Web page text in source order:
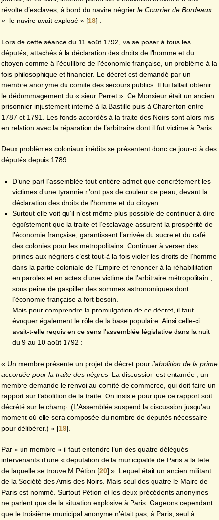
révolte d’esclaves, à bord du navire négrier le Courrier de Bordeaux :
«
le navire avait explosé » [18]
Lors de cette séance du 11 août 1792, va se poser à tous les
députés, attachés à la déclaration des droits de l’homme et du
citoyen comme à l’équilibre de l’économie française, un problème à la
fois philosophique et financier. Le décret est demandé par un
membre anonyme du comité des secours publics. Il lui fallait obtenir
le dédommagement du « sieur Perret ». Ce Monsieur était un ancien
prisonnier injustement interné à la Bastille puis à Charenton entre
1787 et 1791. Les fonds accordés à la traite des Noirs sont alors mis
en relation avec la réparation de l’arbitraire dont il fut victime à Paris.
Deux problèmes coloniaux inédits se présentent donc ce jour-ci à des
députés depuis 1789 :
D’une part l’assemblée tout entière admet que concrètement les
victimes d’une tyrannie n’ont pas de couleur de peau, devant la
déclaration des droits de l’homme et du citoyen.
Surtout elle voit qu’il n’est même plus possible de continuer à dire
égoïstement que la traite et l’esclavage assurent la prospérité de
l’économie française, garantissent l’arrivée du sucre et du café
des colonies pour les métropolitains. Continuer à verser des
primes aux négriers c’est tout-à la fois violer les droits de l’homme
dans la partie coloniale de l’Empire et renoncer à la réhabilitation
en paroles et en actes d’une victime de l’arbitraire métropolitain ;
sous peine de gaspiller des sommes astronomiques dont
l’économie française a fort besoin.
Mais pour comprendre la promulgation de ce décret, il faut
évoquer également le rôle de la base populaire. Ainsi celle-ci
avait-t-elle requis en ce sens l’assemblée législative dans la nuit
du 9 au 10 août 1792 :
« Un membre présente un projet de décret pour l’abolition de la prime
accordée pour la traite des nègres . La discussion est entamée ; un
membre demande le renvoi au comité de commerce, qui doit faire un
rapport sur l’abolition de la traite. On insiste pour que ce rapport soit
décrété sur le champ. (L’Assemblée suspend la discussion jusqu’au
moment où elle sera composée du nombre de députés nécessaire
pour délibérer.) » [19]
Par « un membre » il faut entendre l’un des quatre délégués
intervenants d’une « députation de la municipalité de Paris à la tête
de laquelle se trouve M Pétion [20] ». Lequel était un ancien militant
de la Société des Amis des Noirs. Mais seul des quatre le Maire de
Paris est nommé. Surtout Pétion et les deux précédents anonymes
ne parlent que de la situation explosive à Paris. Gageons cependant
que le troisième municipal anonyme n’était pas, à Paris, seul à